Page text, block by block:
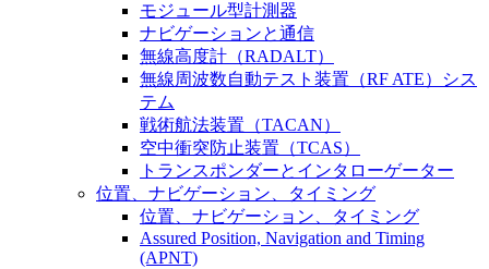
モジュール型計測器
ナビゲーションと通信
無線高度計（RADALT）
無線周波数自動テスト装置（RF ATE）シス
テム
戦術航法装置（TACAN）
空中衝突防止装置（TCAS）
トランスポンダーとインタローゲーター
位置、ナビゲーション、タイミング
位置、ナビゲーション、タイミング
Assured Position, Navigation and Timing
(APNT)